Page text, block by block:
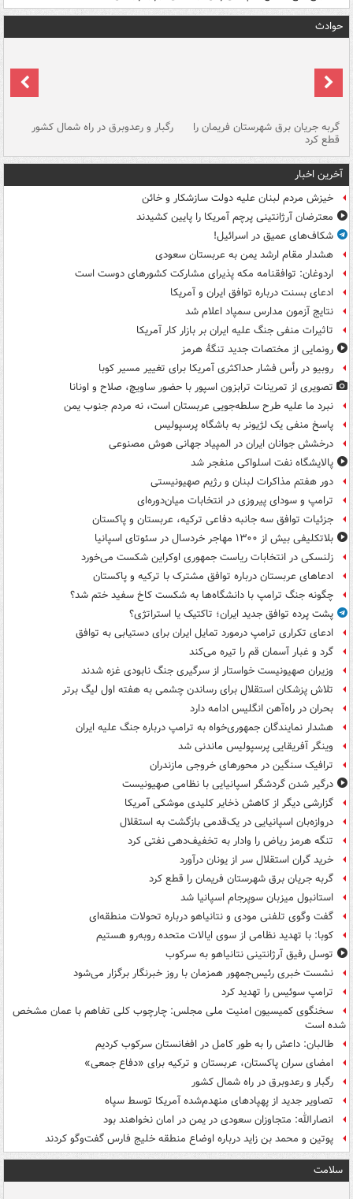
حوادث
گربه جریان برق شهرستان فریمان را
قطع کرد
رگبار و رعدوبرق در راه شمال کشور
آخرین اخبار
خیزش مردم لبنان علیه دولت سازشکار و خائن
معترضان آرژانتینی پرچم آمریکا را پایین کشیدند
شکاف‌های عمیق در اسرائیل!
هشدار مقام ارشد یمن به عربستان سعودی
اردوغان: توافقنامه مکه پذیرای مشارکت کشورهای دوست است
ادعای بسنت درباره توافق ایران و آمریکا
نتایج آزمون مدارس سمپاد اعلام شد
تاثیرات منفی جنگ علیه ایران بر بازار کار آمریکا
رونمایی از مختصات جدید تنگۀ هرمز
روبیو در رأس فشار حداکثری آمریکا برای تغییر مسیر کوبا
تصویری از تمرینات ترابزون اسپور با حضور ساویچ، صلاح و اونانا
نبرد ما علیه طرح سلطه‌جویی عربستان است، نه مردم جنوب یمن
پاسخ منفی یک لژیونر به باشگاه پرسپولیس
درخشش جوانان ایران در المپیاد جهانی هوش مصنوعی
پالایشگاه نفت اسلواکی منفجر شد
دور هفتم مذاکرات لبنان و رژیم صهیونیستی
ترامپ و سودای پیروزی در انتخابات میان‌دوره‌ای
جزئیات توافق سه جانبه دفاعی ترکیه، عربستان و پاکستان
بلاتکلیفی بیش از ۱۳۰۰ مهاجر خردسال در سئوتای اسپانیا
زلنسکی در انتخابات ریاست جمهوری اوکراین شکست می‌خورد
ادعاهای عربستان درباره توافق مشترک با ترکیه و پاکستان
چگونه جنگ ترامپ با دانشگاه‌ها به شکست کاخ سفید ختم شد؟
پشت پرده توافق جدید ایران؛ تاکتیک یا استراتژی؟
ادعای تکراری ترامپ درمورد تمایل ایران برای دستیابی به توافق
گرد و غبار آسمان قم را تیره می‌کند
وزیران صهیونیست خواستار از سرگیری جنگ نابودی غزه شدند
تلاش پزشکان استقلال برای رساندن چشمی به هفته اول لیگ برتر
بحران در راه‌آهن انگلیس ادامه دارد
هشدار نمایندگان جمهوری‌خواه به ترامپ درباره جنگ علیه ایران
وینگر آفریقایی پرسپولیس ماندنی شد
ترافیک سنگین در محورهای خروجی مازندران
درگیر شدن گردشگر اسپانیایی با نظامی صهیونیست
گزارشی دیگر از کاهش ذخایر کلیدی موشکی آمریکا
دروازه‌بان اسپانیایی در یک‌قدمی بازگشت به استقلال
تنگه هرمز ریاض را وادار به تخفیف‌دهی نفتی کرد
خرید گران استقلال سر از یونان درآورد
گربه جریان برق شهرستان فریمان را قطع کرد
استانبول میزبان سوپرجام اسپانیا شد
گفت وگوی تلفنی مودی و نتانیاهو درباره تحولات منطقه‌ای
کوبا: با تهدید نظامی از سوی ایالات متحده روبه‌رو هستیم
توسل رفیق آرژانتینی نتانیاهو به سرکوب
نشست خبری رئیس‌جمهور همزمان با روز خبرنگار برگزار می‌شود
ترامپ سوئیس را تهدید کرد
سخنگوی کمیسیون امنیت ملی مجلس: چارچوب کلی تفاهم با عمان مشخص
شده است
طالبان: داعش را به طور کامل در افغانستان سرکوب کردیم
امضای سران پاکستان، عربستان و ترکیه برای «دفاع جمعی»
رگبار و رعدوبرق در راه شمال کشور
تصاویر جدید از پهپادهای منهدم‌شده آمریکا توسط سپاه
انصارالله: متجاوزان سعودی در یمن در امان نخواهند بود
پوتین و محمد بن زاید درباره اوضاع منطقه خلیج فارس گفت‌وگو کردند
سلامت